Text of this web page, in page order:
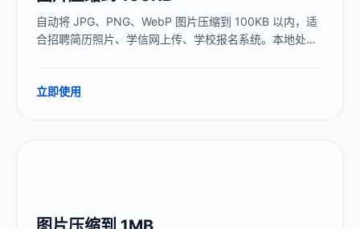
自动将 JPG、PNG、WebP 图片压缩到 100KB 以内，适
合招聘简历照片、学信网上传、学校报名系统。本地处
立即使用